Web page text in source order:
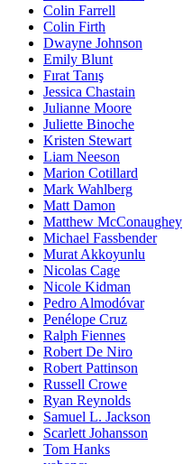
Colin Farrell
Colin Firth
Dwayne Johnson
Emily Blunt
Fırat Tanış
Jessica Chastain
Julianne Moore
Juliette Binoche
Kristen Stewart
Liam Neeson
Marion Cotillard
Mark Wahlberg
Matt Damon
Matthew McConaughey
Michael Fassbender
Murat Akkoyunlu
Nicolas Cage
Nicole Kidman
Pedro Almodóvar
Penélope Cruz
Ralph Fiennes
Robert De Niro
Robert Pattinson
Russell Crowe
Ryan Reynolds
Samuel L. Jackson
Scarlett Johansson
Tom Hanks